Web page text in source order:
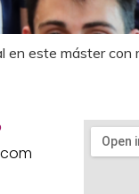
en este máster